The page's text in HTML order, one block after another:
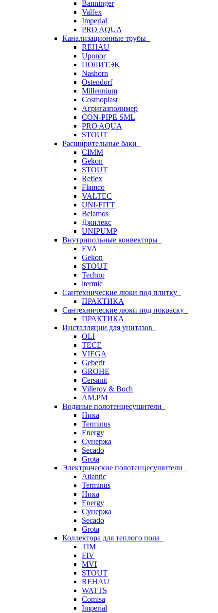
Banninger
Valfex
Imperial
PRO AQUA
Канализационные трубы
REHAU
Uponor
ПОЛИТЭК
Nashorn
Ostendorf
Millennium
Cosmoplast
Агригазполимер
CON-PIPE SML
PRO AQUA
STOUT
Расширительные баки
CIMM
Gekon
STOUT
Reflex
Flamco
VALTEC
UNI-FITT
Belamos
Джилекс
UNIPUMP
Внутрипольные конвекторы
EVA
Gekon
STOUT
Techno
itermic
Сантехнические люки под плитку
ПРАКТИКА
Сантехнические люки под покраску
ПРАКТИКА
Инсталляции для унитазов
OLI
TECE
VIEGA
Geberit
GROHE
Cersanit
Villeroy & Boch
AM.PM
Водяные полотенцесушители
Ника
Terminus
Energy
Сунержа
Secado
Grota
Электрические полотенцесушители
Atlantic
Terminus
Ника
Energy
Сунержа
Secado
Grota
Коллектора для теплого пола
TIM
FIV
MVI
STOUT
REHAU
WATTS
Comisa
Imperial